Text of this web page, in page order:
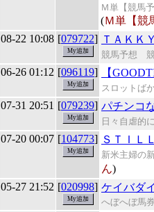
Ｍ単【競馬
(Ｍ単【競
08-22 10:08 [079722] ＴＡＫＫ
競馬予想 競
06-26 01:12 [096119] 【
スロットば
07-31 20:51 [079239] パチンコ
日々自虐的
07-20 00:07 [104773] ＳＴＩＬ
新米主婦の
ん)
05-27 21:52 [020998] ケイバダ
へぼへぼ馬